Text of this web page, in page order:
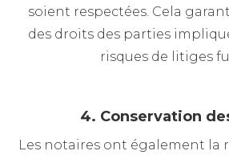
soient respectées. Cela
des droits des parties
risques de litiges
4. Conservation
Les notaires ont également la